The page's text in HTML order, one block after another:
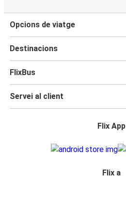
Opcions de viatge
Destinacions
FlixBus
Servei al client
Flix App
Flix a